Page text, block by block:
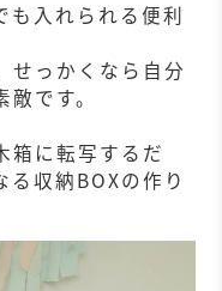
入れられる便利
せっかくなら自分
です。
箱に転写するだ
る収納BOXの作り